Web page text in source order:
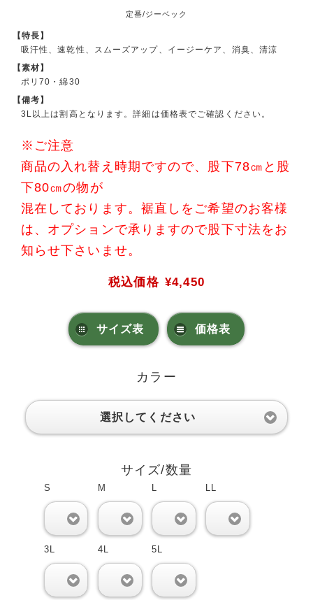
定番/ジーベック
【特長】
吸汗性、速乾性、スムーズアップ、イージーケア、消臭、清涼
【素材】
ポリ70・綿30
【備考】
3L以上は割高となります。詳細は価格表でご確認ください。
※ご注意
商品の入れ替え時期ですので、股下78㎝と股
下80㎝の物が
混在しております。裾直しをご希望のお客様
は、オプションで承りますので股下寸法をお
知らせ下さいませ。
税込価格 ¥4,450
サイズ表 価格表
カラー
選択してください
サイズ/数量
S M
3L 4L 5L